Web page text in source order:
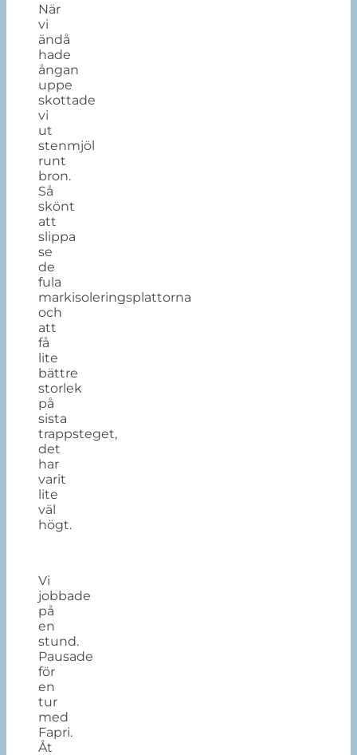
När
vi
ändå
hade
ångan
uppe
skottade
vi
ut
stenmjöl
runt
bron.
Så
skönt
att
slippa
se
de
fula
markisoleringsplattorna
och
att
få
lite
bättre
storlek
på
sista
trappsteget,
det
har
varit
lite
väl
högt.
Vi
jobbade
på
en
stund.
Pausade
för
en
tur
med
Fapri.
Åt